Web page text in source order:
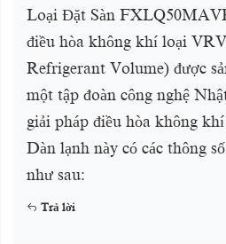
Loại Đặt Sàn
điều hòa không khí loại
Refrigerant Volume) được
một tập đoàn công nghệ
giải pháp điều hòa không
Dàn lạnh này có các thông
như sau:
Trả lời